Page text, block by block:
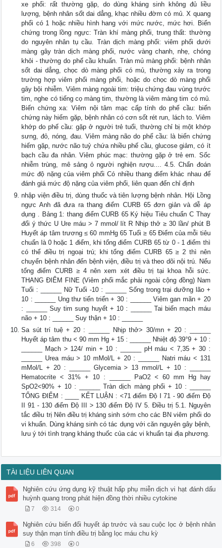
xe phổi: rất thường gặp, do dùng kháng sinh không đủ liều
lượng, bệnh nhân sốt dai dẳng, khạc nhiều đờm có mủ. X quang
phổi có 1 hoặc nhiều hình hang với mức nước, mức hơi. Biến
chứng trong lồng ngực: Tràn khí màng phổi, trung thất: thường
do nguyên nhân tụ cầu. Tràn dịch màng phổi: viêm phổi dưới
màng gây tràn dịch màng phổi, nước vàng chanh, nhẹ, chóng
khỏi - thường do phế cầu khuẩn. Tràn mủ màng phổi: bệnh nhân
sốt dai dẳng, chọc dò màng phổi có mủ, thường xảy ra trong
trường hợp viêm phổi màng phổi, hoặc do chọc dò màng phổi
gây bội nhiễm. Viêm màng ngoài tim: triệu chứng đau vùng trước
tim, nghe có tiếng cọ màng tim, thường là viêm màng tim có mủ.
Biến chứng xa: Viêm nội tâm mạc cấp tính do phế cầu: biến
chứng này hiếm gặp, bệnh nhân có cơn sốt rét run, lách to. Viêm
khớp do phế cầu: gặp ở người trẻ tuổi, thường chỉ bị một khớp
sưng, đỏ, nóng, đau. Viêm màng não do phế cầu: là biến chứng
hiếm gặp, nước não tuỷ chứa nhiều phế cầu, glucose giảm, có ít
bạch cầu đa nhân. Viêm phúc mạc: thường gặp ở trẻ em. Sốc
nhiễm trùng, mê sảng ỏ người nghiện rượu.... 4.5. Chẩn đoán
mức độ nặng của viêm phổi Có nhiều thang điểm khác nhau để
đánh giá mức độ nặng của viêm phổi, liên quan đến chỉ định
nhập viện điều trị, dùng thuốc và tiên lượng bệnh nhân. Hội Lồng
ngực Anh đã đưa ra thang điểm CURB 65 đơn giản và dễ áp
dụng . Bảng 1: thang điểm CURB 65 Ký hiệu Tiêu chuẩn C Thay
đổi ý thức U Ure máu > 7 mmol/ lít R Nhịp thở ≥ 30 lần/ phút B
Huyết áp tâm trương ≤ 60 mmHg 65 Tuổi ≥ 65 Điểm của mỗi tiêu
chuẩn là 0 hoặc 1 điểm, khi tổng điểm CURB 65 từ 0 - 1 điểm thì
có thể điều trị ngoại trú; khi tổng điểm CURB 65 ≥ 2 thì nên
chuyển bệnh nhân đến bệnh viện, điều trị và theo dõi nội trú. Nếu
tổng điểm CURB ≥ 4 nên xem xét điều trị tại khoa hỗi sức.
THANG ĐIỂM FINE (Viêm phổi mắc phải ngoài cộng đồng) Nam
Tuổi : ______ Nữ Tuổi -10 : ______ Sống trong trại dưỡng lão +
10 : ______ Ung thư tiến triển + 30 : ______ Viêm gan mãn + 20
: ______ Suy tim sung huyết + 10 : ______ Tai biến mạch máu
não + 10 : ______ Suy thận + 10 : ______
Sa sút trí tuệ + 20 : ______ Nhịp thở> 30/mn + 20 : ______
Huyết áp tâm thu < 90 mm Hg + 15 : ______ Nhiệt độ 39°9 + 10 :
______ Mạch > 124/ min + 10 : ______ pH máu < 7,35 + 30 :
______ Urea máu > 10 mMol/L + 20 : ______ Natri máu < 131
mMol/L + 20 : ______ Glycemia > 13 mmol/L + 10 : ______
Hematocrite < 31% + 10 : ______ PaO2 < 60 mm Hg hay
SpO2<90% + 10 : ______ Tràn dịch màng phổi + 10 : ______
TỔNG ĐIỂM : ____ KẾT LUẬN : <71 điểm Độ I 71 - 90 điểm Độ
II 91 - 130 điểm Độ III > 130 điểm Độ IV 5. Điều trị 5.1. Nguyên
tắc điều trị Nên điều trị kháng sinh sớm cho các BN viêm phổi do
vi khuẩn. Dùng kháng sinh có tác dụng với căn nguyên gây bệnh,
lưu ý tới tình trạng kháng thuốc của các vi khuẩn tại địa phương.
TÀI LIỆU LIÊN QUAN
Nghiên cứu ứng dụng kỹ thuật hấp phụ miễn dịch vi hạt đánh dấu
huỳnh quang trong phát hiện đồng thời nhiều cytokine
7 314 0
Nghiên cứu biến đổi huyết áp trước và sau cuộc lọc ở bệnh nhân
suy thận mạn tính điều trị bằng lọc máu chu kỳ
6 398 0